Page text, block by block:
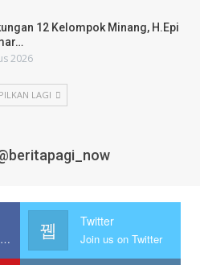
12 Kelompok Minang, H.Epi
2026
LAGI
Join us on Facebook
Twitter
Join us on Twitter